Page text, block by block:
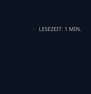
LESEZEIT: 1 MIN.